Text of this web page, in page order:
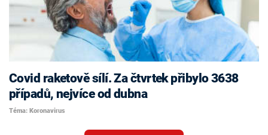
Covid raketově sílí. Za čtvrtek přibylo 3638
případů, nejvíce od dubna
Téma: Koronavirus